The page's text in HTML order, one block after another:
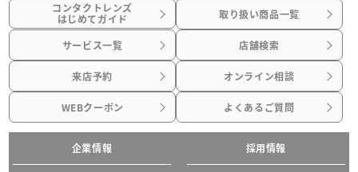
コンタクトレンズ
はじめてガイド 取り扱い商品一覧
サービス一覧 店舗検索
来店予約 オンライン相談
WEBクーポン よくあるご質問
企業情報 採用情報